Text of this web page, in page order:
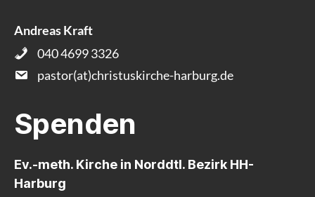
Andreas Kraft
040 4699 3326
pastor(at)christuskirche-harburg.de
Spenden
Ev.-meth. Kirche in Norddtl. Bezirk HH-
Harburg